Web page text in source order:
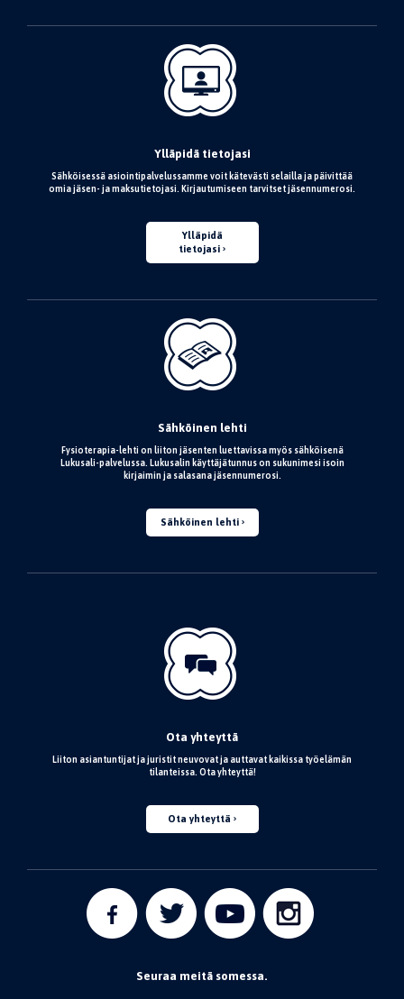
Ylläpidä tietojasi
Sähköisessä asiointipalvelussamme voit kätevästi selailla ja päivittää
omia jäsen- ja maksutietojasi. Kirjautumiseen tarvitset jäsennumerosi.
Ylläpidä
tietojasi
Sähköinen lehti
Fysioterapia-lehti on liiton jäsenten luettavissa myös sähköisenä
Lukusali-palvelussa. Lukusalin käyttäjätunnus on sukunimesi isoin
kirjaimin ja salasana jäsennumerosi.
Sähköinen lehti
Ota yhteyttä
Liiton asiantuntijat ja juristit neuvovat ja auttavat kaikissa työelämän
tilanteissa. Ota yhteyttä!
Ota yhteyttä
Seuraa meitä somessa.